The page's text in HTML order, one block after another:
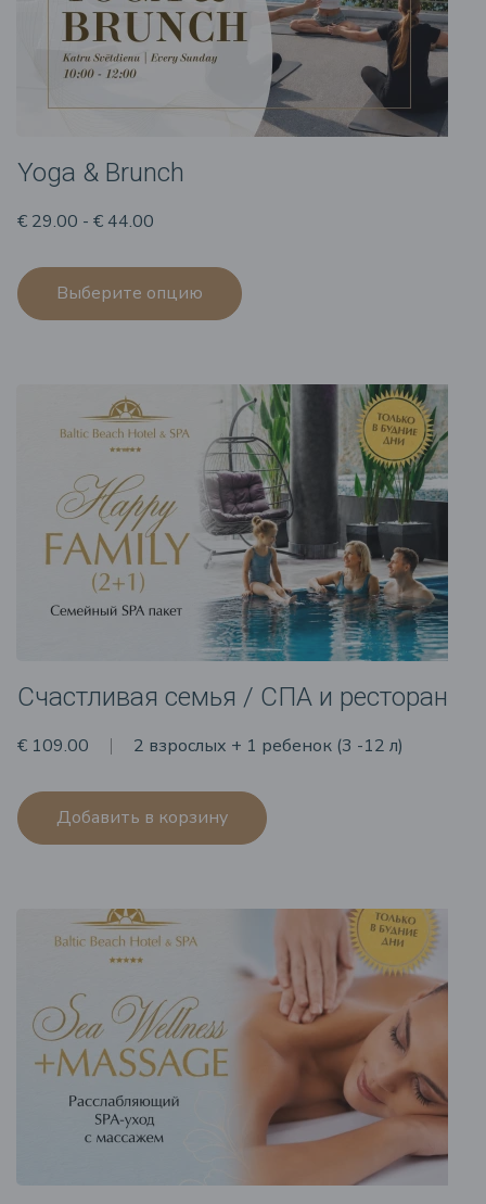
Yoga & Brunch
€ 29.00 - € 44.00
Выберите опцию
Счастливая семья / СПА и ресторан
€ 109.00 2 взрослых + 1 ребенок (3 -12 л)
Добавить в корзину